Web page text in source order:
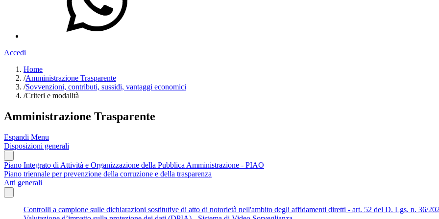
Accedi
Home
/Amministrazione Trasparente
/Sovvenzioni, contributi, sussidi, vantaggi economici
/Criteri e modalità
Amministrazione Trasparente
Espandi Menu
Disposizioni generali
Piano Integrato di Attività e Organizzazione della Pubblica Amministrazione - PIAO
Piano triennale per prevenzione della corruzione e della trasparenza
Atti generali
Controlli a campione sulle dichiarazioni sostitutive di atto di notorietà nell'ambito degli affidamenti diretti - art. 52 del D. Lgs. n. 36/